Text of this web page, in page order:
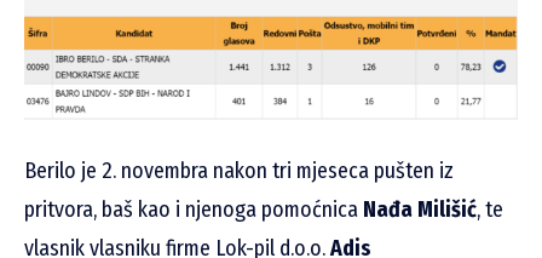
Berilo je 2. novembra nakon tri mjeseca pušten iz
pritvora, baš kao i njenoga pomoćnica Nađa Milišić, te
vlasnik vlasniku firme Lok-pil d.o.o.Adis